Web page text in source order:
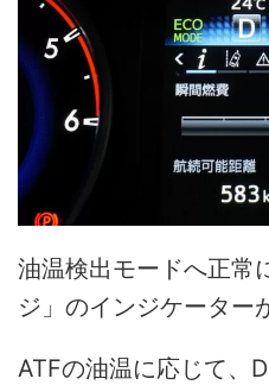
油温検出モードへ正常
ジ」のインジケーター
ATFの油温に応じて、